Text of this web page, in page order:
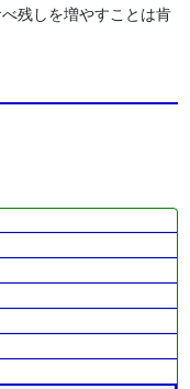
残しを増やすことは肯